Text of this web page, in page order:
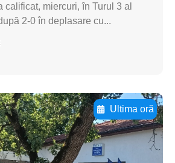
calificat, miercuri, în Turul 3 al
2-0 în deplasare cu...
Ultima oră
textul pentru
aici